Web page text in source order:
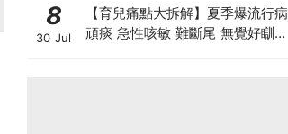
8
30 Jul
【育兒痛點大拆解】夏季爆流行病
頑痰 急性咳敏 難斷尾 無覺好瞓？